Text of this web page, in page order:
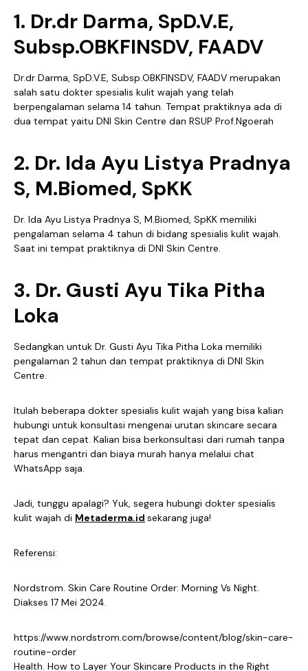
1. Dr.dr Darma, SpD.V.E,
Subsp.OBKFINSDV, FAADV
Dr.dr Darma, SpD.V.E, Subsp.OBKFINSDV, FAADV merupakan
salah satu dokter spesialis kulit wajah yang telah
berpengalaman selama 14 tahun. Tempat praktiknya ada di
dua tempat yaitu DNI Skin Centre dan RSUP Prof.Ngoerah
2. Dr. Ida Ayu Listya Pradnya
S, M.Biomed, SpKK
Dr. Ida Ayu Listya Pradnya S, M.Biomed, SpKK memiliki
pengalaman selama 4 tahun di bidang spesialis kulit wajah.
Saat ini tempat praktiknya di DNI Skin Centre.
3. Dr. Gusti Ayu Tika Pitha
Loka
Sedangkan untuk Dr. Gusti Ayu Tika Pitha Loka memiliki
pengalaman 2 tahun dan tempat praktiknya di DNI Skin
Centre.
Itulah beberapa dokter spesialis kulit wajah yang bisa kalian
hubungi untuk konsultasi mengenai urutan skincare secara
tepat dan cepat. Kalian bisa berkonsultasi dari rumah tanpa
harus mengantri dan biaya murah hanya melalui chat
WhatsApp saja.
Jadi, tunggu apalagi? Yuk, segera hubungi dokter spesialis
kulit wajah di Metaderma.id sekarang juga!
Referensi:
Nordstrom. Skin Care Routine Order: Morning Vs Night.
Diakses 17 Mei 2024.
https://www.nordstrom.com/browse/content/blog/skin-care-
routine-order
Health. How to Layer Your Skincare Products in the Right